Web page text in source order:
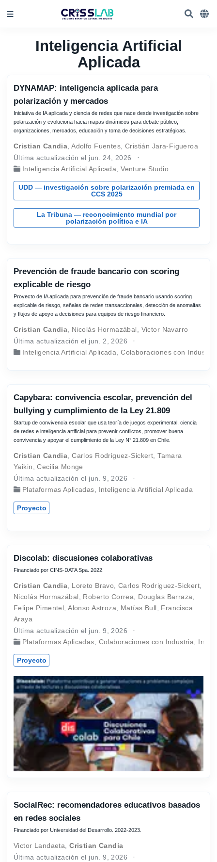
Inteligencia Artificial
Aplicada
DYNAMAP: inteligencia aplicada para
polarización y mercados
Iniciativa de IA aplicada y ciencia de redes que nace desde investigación sobre
polarización y evoluciona hacia mapas dinámicos para debate público,
organizaciones, mercados, educación y toma de decisiones estratégicas.
Cristian Candia ,Adolfo Fuentes Cristián Jara-Figueroa
Última actualización el jun. 24, 2026
Inteligencia Artificial Aplicada ,Venture Studio
UDD — investigación sobre polarización premiada en
CCS 2025
La Tribuna — reconocimiento mundial por
polarización política e IA
Prevención de fraude bancario con scoring
explicable de riesgo
Proyecto de IA aplicada para prevención de fraude bancario usando scoring
explicable de riesgo, señales de redes transaccionales, detección de anomalías
y flujos de apoyo a decisiones para equipos de riesgo financiero.
Cristian Candia Nicolás Hormazábal
Victor Navarro
Última actualización el jun. 2, 2026
Inteligencia Artificial Aplicada ,Colaboraciones con Industria
Capybara: convivencia escolar, prevención del
bullying y cumplimiento de la Ley 21.809
Startup de convivencia escolar que usa teoría de juegos experimental, ciencia
de redes e inteligencia artificial para prevenir conflictos, promover buena
convivencia y apoyar el cumplimiento de la Ley N° 21.809 en Chile.
Cristian Candia ,Carlos Rodriguez-Sickert ,Tamara
Yaikin ,Cecilia Monge
Última actualización el jun. 9, 2026
Plataformas Aplicadas
Inteligencia Artificial Aplicada
Proyecto
Discolab: discusiones colaborativas
Financiado por CINS-DATA Spa. 2022.
Cristian Candia Loreto Bravo ,Carlos Rodriguez-Sickert
Nicolás Hormazábal
Roberto Correa Douglas Barraza
Felipe Pimentel ,Alonso Astroza Matías Bull
Francisca
Araya
Última actualización el jun. 9, 2026
Plataformas Aplicadas
Colaboraciones con Industria
Proyecto
SocialRec: recomendadores educativos basados
en redes sociales
Financiado por Universidad del Desarrollo. 2022-2023.
Victor Landaeta ,Cristian Candia
Última actualización el jun. 9, 2026